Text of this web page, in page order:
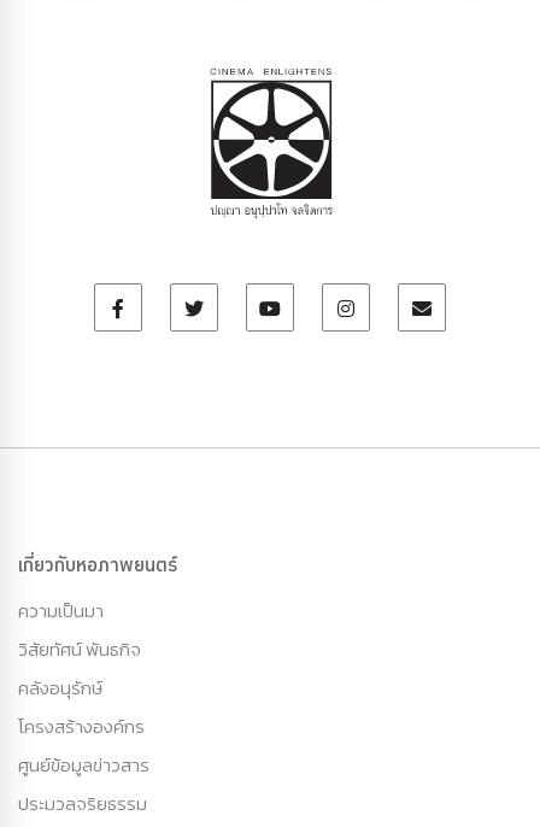
เกี่ยวกับหอภาพยนตร์
ความเป็นมา
วิสัยทัศน์ พันธกิจ
คลังอนุรักษ์
โครงสร้างองค์กร
ศูนย์ข้อมูลข่าวสาร
ประมวลจริยธรรม